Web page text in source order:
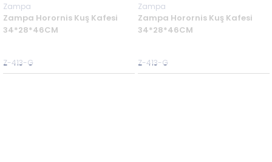
Zampa
Zampa Horornis Kuş Kafesi
34*28*46CM
Z-413-G
Zampa
Zampa Horornis Kuş Kafesi
34*28*46CM
Z-413-G